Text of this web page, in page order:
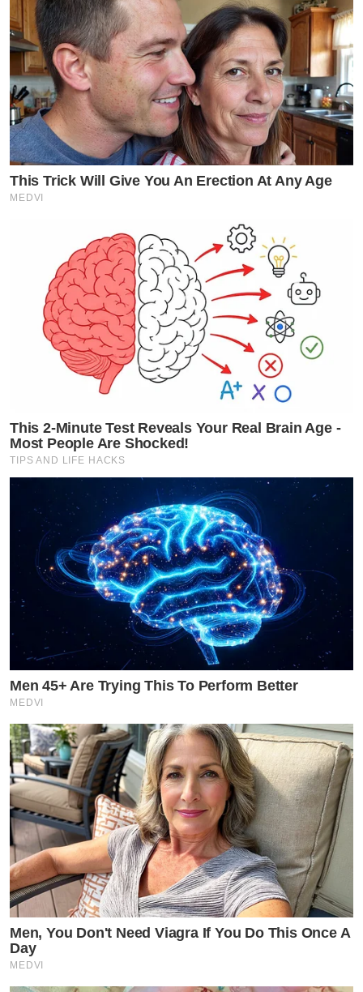
This Trick Will Give You An Erection At Any Age
MEDVI
This 2-Minute Test Reveals Your Real Brain Age -
Most People Are Shocked!
TIPS AND LIFE HACKS
Men 45+ Are Trying This To Perform Better
MEDVI
Men, You Don't Need Viagra If You Do This Once A
Day
MEDVI